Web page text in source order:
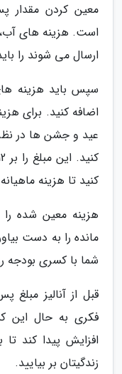
معین کردن مقدار
است. هزینه های
ارسال می شوند را
سپس باید هزینه
اضافه کنید. برای
کنید تا هزینه
هزینه معین شده
مانده را به دست
شما با کسری بودجه
قبل از آنالیز مبلغ
فکری به حال این
افزایش پیدا کند
زندگیتان بر بیایید.